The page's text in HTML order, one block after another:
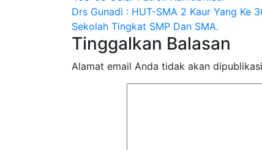
pos
Drs Gunadi : HUT-SMA 2 Kaur Yang Ke
Sekolah Tingkat SMP Dan SMA.
Tinggalkan Balasan
Alamat email Anda tidak akan